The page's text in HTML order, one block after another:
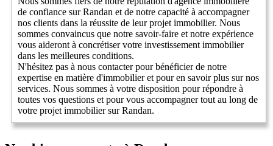
de confiance sur Randan et de notre capacité à accompagner
nos clients dans la réussite de leur projet immobilier. Nous
sommes convaincus que notre savoir-faire et notre expérience
vous aideront à concrétiser votre investissement immobilier
dans les meilleures conditions.
N'hésitez pas à nous contacter pour bénéficier de notre
expertise en matière d'immobilier et pour en savoir plus sur nos
services. Nous sommes à votre disposition pour répondre à
toutes vos questions et pour vous accompagner tout au long de
votre projet immobilier sur Randan.